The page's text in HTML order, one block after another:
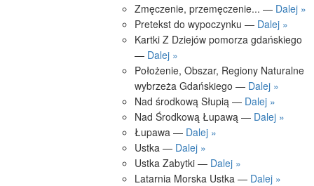
Zmęczenie, przemęczenie... — Dalej »
Pretekst do wypoczynku — Dalej »
Kartki Z Dziejów pomorza gdańskiego
— Dalej »
Położenie, Obszar, Regiony Naturalne
wybrzeża Gdańskiego — Dalej »
Nad środkową Słupią — Dalej »
Nad Środkową Łupawą — Dalej »
Łupawa — Dalej »
Ustka — Dalej »
Ustka Zabytki — Dalej »
Latarnia Morska Ustka — Dalej »